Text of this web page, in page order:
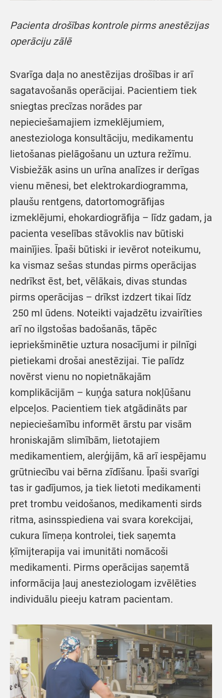
Pacienta drošības kontrole pirms anestēzijas
operāciju zālē
Svarīga daļa no anestēzijas drošības ir arī
sagatavošanās operācijai. Pacientiem tiek
sniegtas precīzas norādes par
nepieciešamajiem izmeklējumiem,
anesteziologa konsultāciju, medikamentu
lietošanas pielāgošanu un uztura režīmu.
Visbiežāk asins un urīna analīzes ir derīgas
vienu mēnesi, bet elektrokardiogramma,
plaušu rentgens, datortomogrāfijas
izmeklējumi, ehokardiogrāfija – līdz gadam, ja
pacienta veselības stāvoklis nav būtiski
mainījies. Īpaši būtiski ir ievērot noteikumu,
ka vismaz sešas stundas pirms operācijas
nedrīkst ēst, bet, vēlākais, divas stundas
pirms operācijas – drīkst izdzert tikai līdz
250 ml ūdens. Noteikti vajadzētu izvairīties
arī no ilgstošas badošanās, tāpēc
iepriekšminētie uztura nosacījumi ir pilnīgi
pietiekami drošai anestēzijai. Tie palīdz
novērst vienu no nopietnākajām
komplikācijām – kuņģa satura nokļūšanu
elpceļos. Pacientiem tiek atgādināts par
nepieciešamību informēt ārstu par visām
hroniskajām slimībām, lietotajiem
medikamentiem, alerģijām, kā arī iespējamu
grūtniecību vai bērna zīdīšanu. Īpaši svarīgi
tas ir gadījumos, ja tiek lietoti medikamenti
pret trombu veidošanos, medikamenti sirds
ritma, asinsspiediena vai svara korekcijai,
cukura līmeņa kontrolei, tiek saņemta
ķīmijterapija vai imunitāti nomācoši
medikamenti. Pirms operācijas saņemtā
informācija ļauj anesteziologam izvēlēties
individuālu pieeju katram pacientam.